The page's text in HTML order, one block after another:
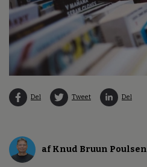
Del Tweet Del
af Knud Bruun Poulsen